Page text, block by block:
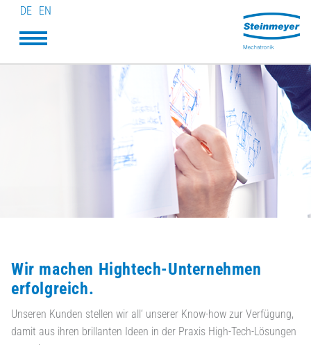
DE EN
Wir machen Hightech-Unternehmen
erfolgreich.
Unseren Kunden stellen wir all‘ unserer Know-how zur Verfügung,
damit aus ihren brillanten Ideen in der Praxis High-Tech-Lösungen